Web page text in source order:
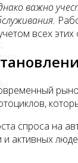
важно
всех
спроса на
активных